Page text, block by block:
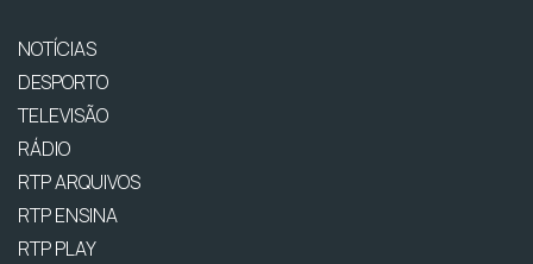
NOTÍCIAS
DESPORTO
TELEVISÃO
RÁDIO
RTP ARQUIVOS
RTP ENSINA
RTP PLAY